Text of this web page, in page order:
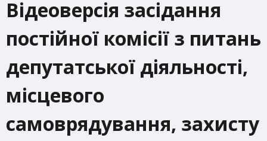
Відеоверсія засідання
постійної комісії з питань
депутатської діяльності,
місцевого
самоврядування, захисту